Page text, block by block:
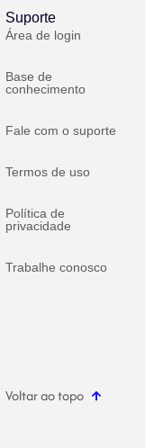
Suporte
Área de login
Base de
conhecimento
Fale com o suporte
Termos de uso
Política de
privacidade
Trabalhe conosco
Voltar ao topo